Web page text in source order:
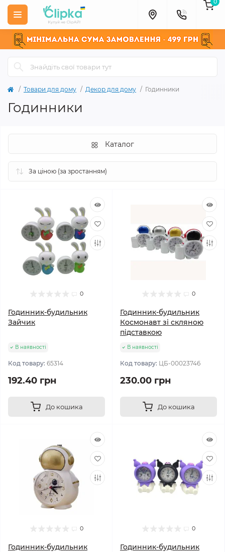
Товари для дому Декор для дому Годинники
Годинники
Каталог
0
Годинник-будильник
Зайчик
В наявності
Код товару: 65314
192.40 грн
До кошика
0
Годинник-будильник
Космонавт зі скляною
підставкою
В наявності
Код товару: ЦБ-00023746
230.00 грн
До кошика
0
Годинник-будильник
0
Годинник-будильник